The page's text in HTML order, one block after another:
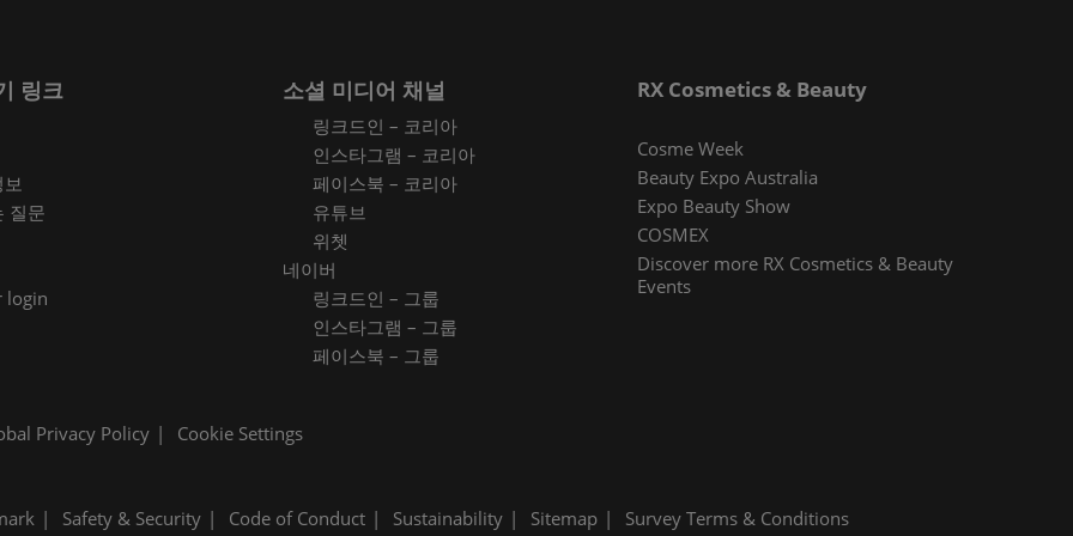
링크
질문
login
소셜 미디어 채널
링크드인 – 코리아
인스타그램 – 코리아
페이스북 – 코리아
유튜브
위쳇
네이버
링크드인 – 그룹
인스타그램 – 그룹
페이스북 – 그룹
RX Cosmetics & Beauty
Cosme Week
Beauty Expo Australia
Expo Beauty Show
COSMEX
Discover more RX Cosmetics & Beauty
Events
Privacy Policy Cookie Settings
Safety & Security Code of Conduct Sustainability Sitemap Survey Terms & Conditions